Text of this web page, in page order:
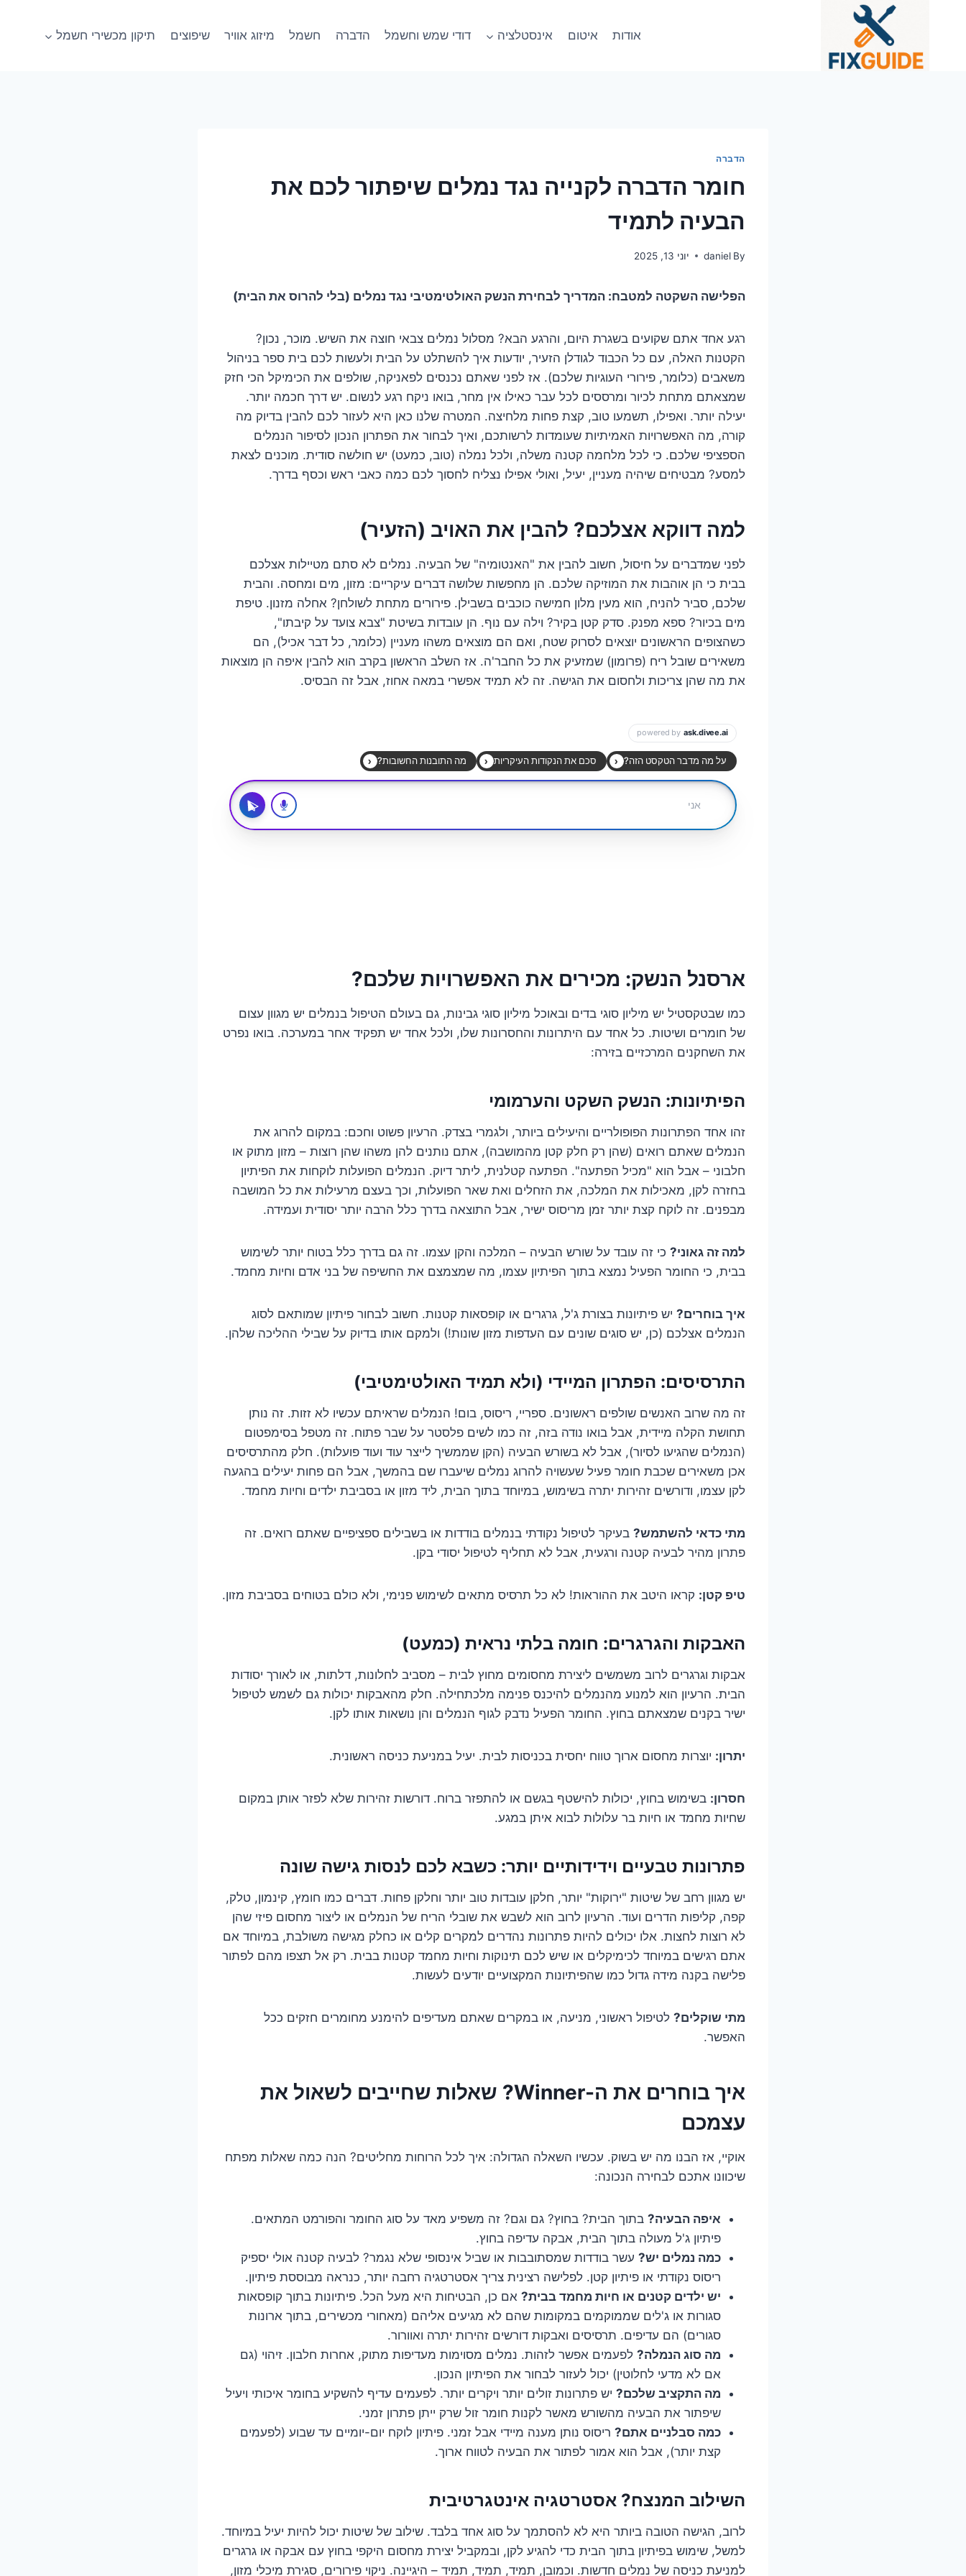
אודות איטום אינסטלציה דודי שמש וחשמל הדברה חשמל מיזוג אוויר שיפוצים תיקון מכשירי חשמל
הדברה
חומר הדברה לקנייה נגד נמלים שיפתור לכם את
הבעיה לתמיד
By
daniel יוני 13, 2025
הפלישה השקטה למטבח: המדריך לבחירת הנשק האולטימטיבי נגד נמלים (בלי להרוס את הבית)
רגע אחד אתם שקועים בשגרת היום, והרגע הבא? מסלול נמלים צבאי חוצה את השיש. מוכר, נכון?
הקטנות האלה, עם כל הכבוד לגודלן הזעיר, יודעות איך להשתלט על הבית ולעשות לכם בית ספר בניהול
משאבים (כלומר, פירורי העוגיות שלכם). אז לפני שאתם נכנסים לפאניקה, שולפים את הכימיקל הכי חזק
שמצאתם מתחת לכיור ומרססים לכל עבר כאילו אין מחר, בואו ניקח רגע לנשום. יש דרך חכמה יותר.
יעילה יותר. ואפילו, תשמעו טוב, קצת פחות מלחיצה. המטרה שלנו כאן היא לעזור לכם להבין בדיוק מה
קורה, מה האפשרויות האמיתיות שעומדות לרשותכם, ואיך לבחור את הפתרון הנכון לסיפור הנמלים
הספציפי שלכם. כי לכל מלחמה קטנה משלה, ולכל נמלה (טוב, כמעט) יש חולשה סודית. מוכנים לצאת
למסע? מבטיחים שיהיה מעניין, יעיל, ואולי אפילו נצליח לחסוך לכם כמה כאבי ראש וכסף בדרך.
למה דווקא אצלכם? להבין את האויב (הזעיר)
לפני שמדברים על חיסול, חשוב להבין את "האנטומיה" של הבעיה. נמלים לא סתם מטיילות אצלכם
בבית כי הן אוהבות את המוזיקה שלכם. הן מחפשות שלושה דברים עיקריים: מזון, מים ומחסה. והבית
שלכם, סביר להניח, הוא מעין מלון חמישה כוכבים בשבילן. פירורים מתחת לשולחן? אחלה מזנון. טיפת
מים בכיור? ספא מפנק. סדק קטן בקיר? וילה עם נוף. הן עובדות בשיטת "צבא צועד על קיבתו",
כשהצופים הראשונים יוצאים לסרוק שטח, ואם הם מוצאים משהו מעניין (כלומר, כל דבר אכיל), הם
משאירים שובל ריח (פרומון) שמזעיק את כל החבר'ה. אז השלב הראשון בקרב הוא להבין איפה הן מוצאות
את מה שהן צריכות ולחסום את הגישה. זה לא תמיד אפשרי במאה אחוז, אבל זה הבסיס.
ארסנל הנשק: מכירים את האפשרויות שלכם?
כמו שבטקסטיל יש מיליון סוגי בדים ובאוכל מיליון סוגי גבינות, גם בעולם הטיפול בנמלים יש מגוון עצום
של חומרים ושיטות. כל אחד עם היתרונות והחסרונות שלו, ולכל אחד יש תפקיד אחר במערכה. בואו נפרט
את השחקנים המרכזיים בזירה:
הפיתיונות: הנשק השקט והערמומי
זהו אחד הפתרונות הפופולריים והיעילים ביותר, ולגמרי בצדק. הרעיון פשוט וחכם: במקום להרוג את
הנמלים שאתם רואים (שהן רק חלק קטן מהמושבה), אתם נותנים להן משהו שהן רוצות – מזון מתוק או
חלבוני – אבל הוא "מכיל הפתעה". הפתעה קטלנית, ליתר דיוק. הנמלים הפועלות לוקחות את הפיתיון
בחזרה לקן, מאכילות את המלכה, את הזחלים ואת שאר הפועלות, וכך בעצם מרעילות את כל המושבה
מבפנים. זה לוקח קצת יותר זמן מריסוס ישיר, אבל התוצאה בדרך כלל הרבה יותר יסודית ועמידה.
למה זה גאוני? כי זה עובד על שורש הבעיה – המלכה והקן עצמו. זה גם בדרך כלל בטוח יותר לשימוש
בבית, כי החומר הפעיל נמצא בתוך הפיתיון עצמו, מה שמצמצם את החשיפה של בני אדם וחיות מחמד.
איך בוחרים? יש פיתיונות בצורת ג'ל, גרגרים או קופסאות קטנות. חשוב לבחור פיתיון שמותאם לסוג
הנמלים אצלכם (כן, יש סוגים שונים עם העדפות מזון שונות!) ולמקם אותו בדיוק על שבילי ההליכה שלהן.
התרסיסים: הפתרון המיידי (ולא תמיד האולטימטיבי)
זה מה שרוב האנשים שולפים ראשונים. ספריי, ריסוס, בום! הנמלים שראיתם עכשיו לא זזות. זה נותן
תחושת הקלה מיידית, אבל בואו נודה בזה, זה כמו לשים פלסטר על שבר פתוח. זה מטפל בסימפטום
(הנמלים שהגיעו לסיור), אבל לא בשורש הבעיה (הקן שממשיך לייצר עוד ועוד פועלות). חלק מהתרסיסים
אכן משאירים שכבת חומר פעיל שעשויה להרוג נמלים שיעברו שם בהמשך, אבל הם פחות יעילים בהגעה
לקן עצמו, ודורשים זהירות יתרה בשימוש, במיוחד בתוך הבית, ליד מזון או בסביבת ילדים וחיות מחמד.
מתי כדאי להשתמש? בעיקר לטיפול נקודתי בנמלים בודדות או בשבילים ספציפיים שאתם רואים. זה
פתרון מהיר לבעיה קטנה ורגעית, אבל לא תחליף לטיפול יסודי בקן.
טיפ קטן: קראו היטב את ההוראות! לא כל תרסיס מתאים לשימוש פנימי, ולא כולם בטוחים בסביבת מזון.
האבקות והגרגרים: חומה בלתי נראית (כמעט)
אבקות וגרגרים לרוב משמשים ליצירת מחסומים מחוץ לבית – מסביב לחלונות, דלתות, או לאורך יסודות
הבית. הרעיון הוא למנוע מהנמלים להיכנס פנימה מלכתחילה. חלק מהאבקות יכולות גם לשמש לטיפול
ישיר בקנים שמצאתם בחוץ. החומר הפעיל נדבק לגוף הנמלים והן נושאות אותו לקן.
יתרון: יוצרות מחסום ארוך טווח יחסית בכניסות לבית. יעיל במניעת כניסה ראשונית.
חסרון: בשימוש בחוץ, יכולות להישטף בגשם או להתפזר ברוח. דורשות זהירות שלא לפזר אותן במקום
שחיות מחמד או חיות בר עלולות לבוא איתן במגע.
פתרונות טבעיים וידידותיים יותר: כשבא לכם לנסות גישה שונה
יש מגוון רחב של שיטות "ירוקות" יותר, חלקן עובדות טוב יותר וחלקן פחות. דברים כמו חומץ, קינמון, טלק,
קפה, קליפות הדרים ועוד. הרעיון לרוב הוא לשבש את שובלי הריח של הנמלים או ליצור מחסום פיזי שהן
לא רוצות לחצות. אלו יכולים להיות פתרונות נהדרים למקרים קלים או כחלק מגישה משולבת, במיוחד אם
אתם רגישים במיוחד לכימיקלים או שיש לכם תינוקות וחיות מחמד קטנות בבית. רק אל תצפו מהם לפתור
פלישה בקנה מידה גדול כמו שהפיתיונות המקצועיים יודעים לעשות.
מתי שוקלים? לטיפול ראשוני, מניעה, או במקרים שאתם מעדיפים להימנע מחומרים חזקים ככל
האפשר.
איך בוחרים את ה-Winner? שאלות שחייבים לשאול את
עצמכם
אוקיי, אז הבנו מה יש בשוק. עכשיו השאלה הגדולה: איך לכל הרוחות מחליטים? הנה כמה שאלות מפתח
שיכוונו אתכם לבחירה הנכונה:
איפה הבעיה? בתוך הבית? בחוץ? גם וגם? זה משפיע מאד על סוג החומר והפורמט המתאים.
פיתיון ג'ל מעולה בתוך הבית, אבקה עדיפה בחוץ.
כמה נמלים יש? עשר בודדות שמסתובבות או שביל אינסופי שלא נגמר? לבעיה קטנה אולי יספיק
ריסוס נקודתי או פיתיון קטן. לפלישה רצינית צריך אסטרטגיה רחבה יותר, כנראה מבוססת פיתיון.
יש ילדים קטנים או חיות מחמד בבית? אם כן, הבטיחות היא מעל הכל. פיתיונות בתוך קופסאות
סגורות או ג'לים שממוקמים במקומות שהם לא מגיעים אליהם (מאחורי מכשירים, בתוך ארונות
סגורים) הם עדיפים. תרסיסים ואבקות דורשים זהירות יתרה ואוורור.
מה סוג הנמלה? לפעמים אפשר לזהות. נמלים מסוימות מעדיפות מתוק, אחרות חלבון. זיהוי (גם
אם לא מדעי לחלוטין) יכול לעזור לבחור את הפיתיון הנכון.
מה התקציב שלכם? יש פתרונות זולים יותר ויקרים יותר. לפעמים עדיף להשקיע בחומר איכותי ויעיל
שיפתור את הבעיה מהשורש מאשר לקנות חומר זול שרק ייתן פתרון זמני.
כמה סבלניים אתם? ריסוס נותן מענה מיידי אבל זמני. פיתיון לוקח יום-יומיים עד שבוע (לפעמים
קצת יותר), אבל הוא אמור לפתור את הבעיה לטווח ארוך.
השילוב המנצח? אסטרטגיה אינטגרטיבית
לרוב, הגישה הטובה ביותר היא לא להסתמך על סוג אחד בלבד. שילוב של שיטות יכול להיות יעיל במיוחד.
למשל, שימוש בפיתיון בתוך הבית כדי להגיע לקן, ובמקביל יצירת מחסום היקפי בחוץ עם אבקה או גרגרים
למניעת כניסה של נמלים חדשות. וכמובן, תמיד, תמיד, תמיד – היגיינה. ניקוי פירורים, סגירת מיכלי מזון,